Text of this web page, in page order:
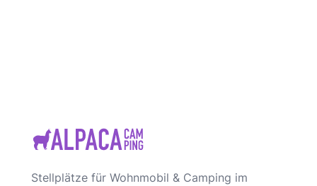
Stellplätze für Wohnmobil & Camping im